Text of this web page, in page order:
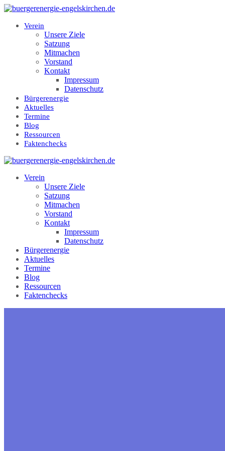
Zum
springenVerein
Unsere Ziele
Satzung
Mitmachen
Vorstand
Kontakt
Impressum
Datenschutz
Bürgerenergie
Aktuelles
Termine
Blog
Ressourcen
Faktenchecks
Verein
Unsere Ziele
Satzung
Mitmachen
Vorstand
Kontakt
Impressum
Datenschutz
Bürgerenergie
Aktuelles
Termine
Blog
Ressourcen
Faktenchecks